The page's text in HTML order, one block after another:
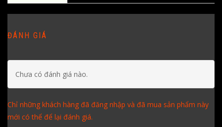
ĐÁNH GIÁ
Chưa có đánh giá nào.
Chỉ những khách hàng đã đăng nhập và đã mua sản phẩm này
mới có thể để lại đánh giá.